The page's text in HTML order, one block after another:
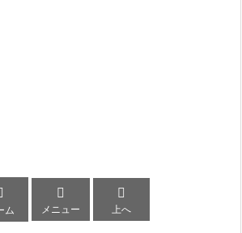
ム

メニュー

上へ